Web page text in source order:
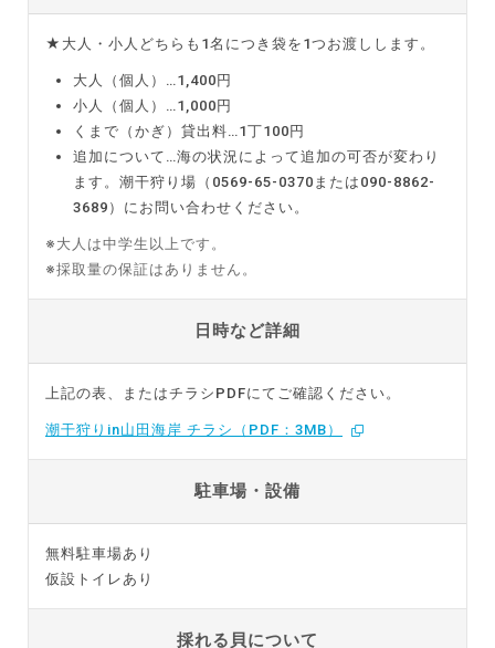
★大人・小人どちらも1名につき袋を1つお渡しします。
大人（個人）…1,400円
小人（個人）…1,000円
くまで（かぎ）貸出料…1丁100円
追加について…海の状況によって追加の可否が変わり
ます。潮干狩り場（0569-65-0370または090-8862-
3689）にお問い合わせください。
※大人は中学生以上です。
※採取量の保証はありません。
日時など詳細
上記の表、またはチラシPDFにてご確認ください。
潮干狩りin山田海岸 チラシ（PDF：3MB）
駐車場・設備
無料駐車場あり
仮設トイレあり
採れる貝について